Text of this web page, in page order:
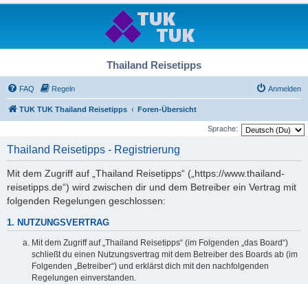
Thailand Reisetipps
FAQ Regeln Anmelden
TUK TUK Thailand Reisetipps Foren-Übersicht
Sprache:
Thailand Reisetipps - Registrierung
Mit dem Zugriff auf „Thailand Reisetipps“ („https://www.thailand-
reisetipps.de“) wird zwischen dir und dem Betreiber ein Vertrag mit
folgenden Regelungen geschlossen:
1. NUTZUNGSVERTRAG
Mit dem Zugriff auf „Thailand Reisetipps“ (im Folgenden „das Board“)
schließt du einen Nutzungsvertrag mit dem Betreiber des Boards ab (im
Folgenden „Betreiber“) und erklärst dich mit den nachfolgenden
Regelungen einverstanden.